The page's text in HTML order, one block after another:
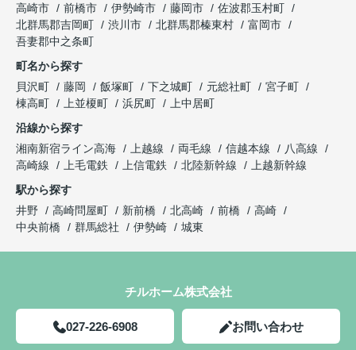
高崎市
前橋市 伊勢崎市 藤岡市
佐波郡玉村町
北群馬郡吉岡町
渋川市 北群馬郡榛東村
富岡市
吾妻郡中之条町
町名から探す
貝沢町
藤岡 飯塚町 下之城町 元総社町
宮子町
棟高町
上並榎町 浜尻町
上中居町
沿線から探す
湘南新宿ライン高海
上越線 両毛線 信越本線
八高線
高崎線
上毛電鉄 上信電鉄 北陸新幹線
上越新幹線
駅から探す
井野
高崎問屋町 新前橋 北高崎 前橋
高崎
中央前橋
群馬総社 伊勢崎 城東
チルホーム株式会社
027-226-6908 お問い合わせ